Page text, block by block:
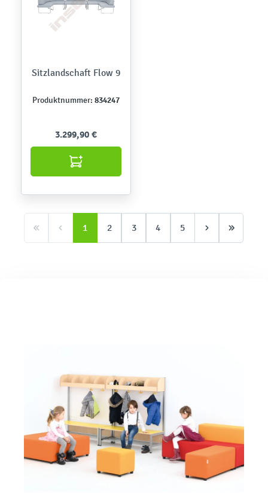
Sitzlandschaft Flow 9
Produktnummer: 834247
3.299,90 €
1 2 3 4 5